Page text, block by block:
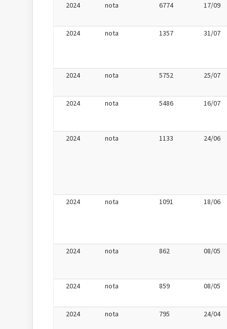
2024 nota 6774 17/09
2024 nota 1357 31/07
2024 nota 5752 25/07
2024 nota 5486 16/07
2024 nota 1133 24/06
2024 nota 1091 18/06
2024 nota 862 08/05
2024 nota 859 08/05
2024 nota 795 24/04